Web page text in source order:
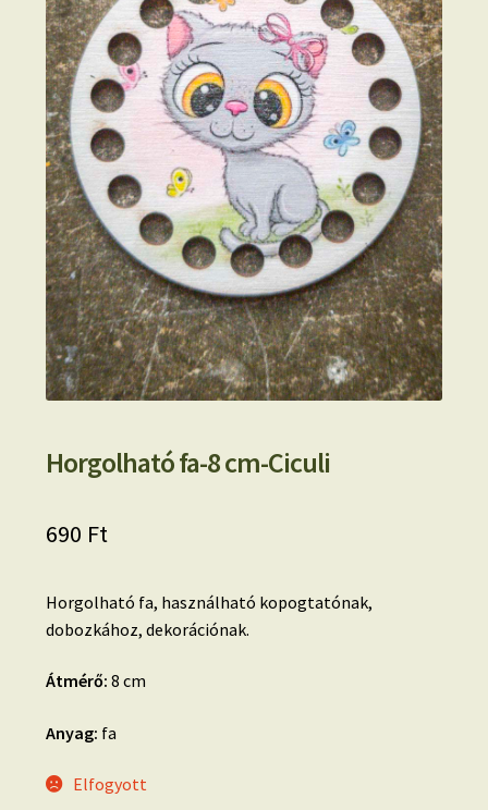
Horgolható fa-8 cm-Ciculi
690 Ft
Horgolható fa, használható kopogtatónak,
dobozkához, dekorációnak.
Átmérő: 8 cm
Anyag: fa
Elfogyott